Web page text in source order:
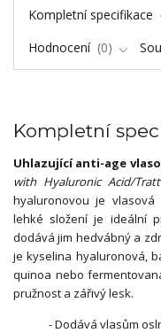
Kompletní specifikace
Hodnocení
0
Kompletní
Uhlazující anti-age
with Hyaluronic Acid/
hyaluronovou je vlasová
lehké složení je ideální
dodává jim hedvábný a
je kyselina hyaluronová,
quinoa nebo
pružnost a zářivý lesk.
- Dodává vlasům